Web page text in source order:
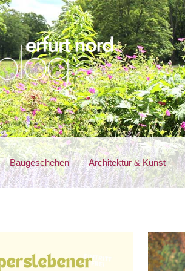
Baugeschehen Architektur & Kunst